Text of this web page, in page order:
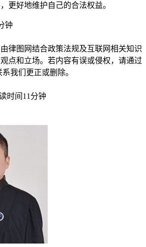
更好地维护自己的合法权益。
钟
律图网结合政策法规及互联网相关知识
点和立场。若内容有误或侵权，请通过
我们更正或删除。
时间11分钟